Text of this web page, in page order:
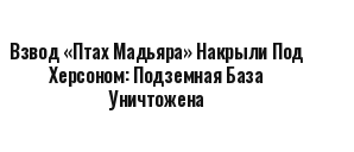
Взвод «Птах Мадьяра» Накрыли Под
Херсоном: Подземная База
Уничтожена